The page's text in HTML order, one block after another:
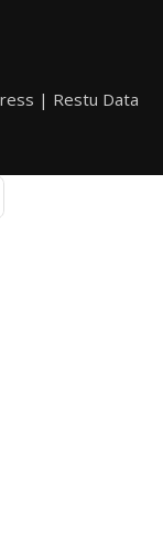
| Restu Data